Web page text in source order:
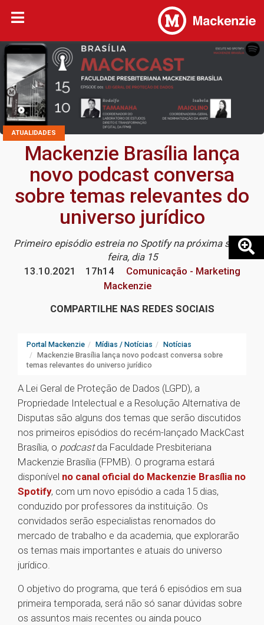
ATUALIDADES
Mackenzie Brasília lança
novo podcast conversa
sobre temas relevantes do
universo jurídico
Primeiro episódio estreia no Spotify na próxima sexta-
feira, dia 15
13.10.2021
17h14
Comunicação - Marketing
Mackenzie
COMPARTILHE NAS REDES SOCIAIS
Portal Mackenzie Mídias / Notícias
Notícias
Mackenzie Brasília lança novo podcast conversa sobre
temas relevantes do universo jurídico
A Lei Geral de Proteção de Dados (LGPD), a
Propriedade Intelectual e a Resolução Alternativa de
Disputas são alguns dos temas que serão discutidos
nos primeiros episódios do recém-lançado MackCast
Brasília, o podcastda Faculdade Presbiteriana
Mackenzie Brasília (FPMB). O programa estará
disponível no canal oficial do Mackenzie Brasília no
Spotify, com um novo episódio a cada 15 dias,
conduzido por professores da instituição. Os
convidados serão especialistas renomados do
mercado de trabalho e da academia, que explorarão
os temas mais importantes e atuais do universo
jurídico.
O objetivo do programa, que terá 6 episódios em sua
primeira temporada, será não só sanar dúvidas sobre
os assuntos mais recentes ou ainda pouco